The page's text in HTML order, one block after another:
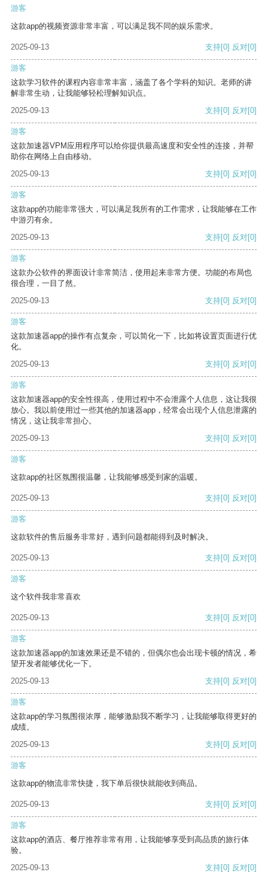
游客
这款app的视频资源非常丰富，可以满足我不同的娱乐需求。
2025-09-13 支持[0] 反对[0]
游客
这款学习软件的课程内容非常丰富，涵盖了各个学科的知识。老师的讲
解非常生动，让我能够轻松理解知识点。
2025-09-13
支持[0] 反对[0]
游客
这款加速器VPM应用程序可以给你提供最高速度和安全性的连接，并帮
助你在网络上自由移动。
2025-09-13
支持[0] 反对[0]
游客
这款app的功能非常强大，可以满足我所有的工作需求，让我能够在工作
中游刃有余。
2025-09-13
支持[0] 反对[0]
游客
这款办公软件的界面设计非常简洁，使用起来非常方便。功能的布局也
很合理，一目了然。
2025-09-13
支持[0] 反对[0]
游客
这款加速器app的操作有点复杂，可以简化一下，比如将设置页面进行优
化。
2025-09-13
支持[0] 反对[0]
游客
这款加速器app的安全性很高，使用过程中不会泄露个人信息，这让我很
放心。我以前使用过一些其他的加速器app，经常会出现个人信息泄露的
情况，这让我非常担心。
2025-09-13
支持[0] 反对[0]
游客
这款app的社区氛围很温馨，让我能够感受到家的温暖。
2025-09-13 支持[0] 反对[0]
游客
这款软件的售后服务非常好，遇到问题都能得到及时解决。
2025-09-13 支持[0] 反对[0]
游客
这个软件我非常喜欢
2025-09-13 支持[0] 反对[0]
游客
这款加速器app的加速效果还是不错的，但偶尔也会出现卡顿的情况，希
望开发者能够优化一下。
2025-09-13
支持[0] 反对[0]
游客
这款app的学习氛围很浓厚，能够激励我不断学习，让我能够取得更好的
成绩。
2025-09-13
支持[0] 反对[0]
游客
这款app的物流非常快捷，我下单后很快就能收到商品。
2025-09-13 支持[0] 反对[0]
游客
这款app的酒店、餐厅推荐非常有用，让我能够享受到高品质的旅行体
验。
2025-09-13
支持[0] 反对[0]